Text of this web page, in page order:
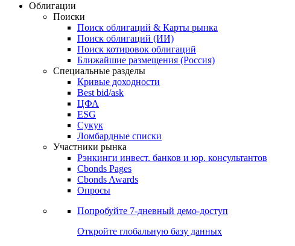
Облигации
Поиски
Поиск облигаций & Карты рынка
Поиск облигаций (ИИ)
Поиск котировок облигаций
Ближайшие размещения (Россия)
Специальные разделы
Кривые доходности
Best bid/ask
ЦФА
ESG
Сукук
Ломбардные списки
Участники рынка
Рэнкинги инвест. банков и юр. консультантов
Cbonds Pages
Cbonds Awards
Опросы
Попробуйте 7-дневный демо-доступ
Откройте глобальную базу данных